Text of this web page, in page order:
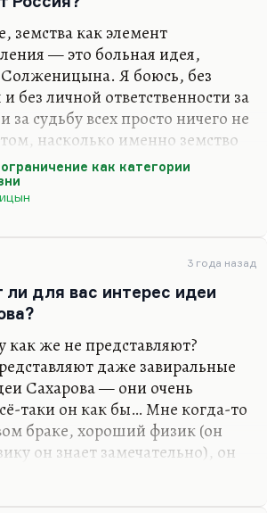
имеет отношения. Философия
земства как элемент
— это больная идея,
Я боюсь, без
без личной ответственности за
за судьбу всех просто ничего не
насколько именно земство
формой. Оно не прижилось.
по-разному высмеяли
боюсь, что правда лежит всё-
— это такая тоже
программа-минимум, вполне
не думаю, что прав здесь
главный спор Солженицына
не из-за западничества
а главная полемика 1972
«Раскаяние и…
как категории
3 года назад
для вас интерес идеи
же не представляют?
даже завиральные
Сахарова — они очень
таки он как бы… Мне когда-то
браке, хороший физик (он
он знает замечательно), он
прикладником»